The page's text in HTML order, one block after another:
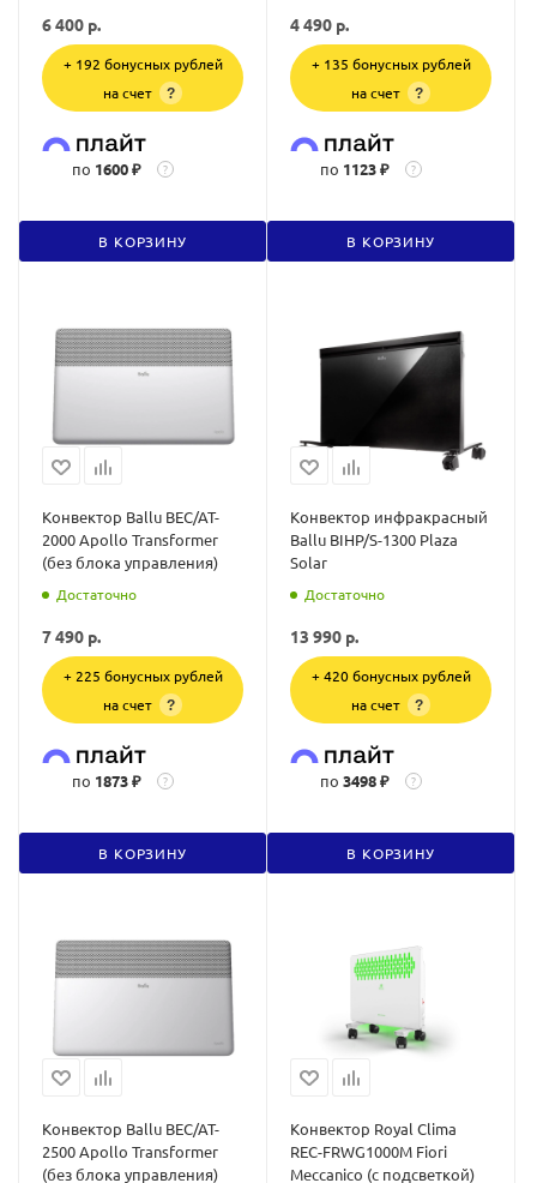
6 400 р.
+ 192 бонусных рублей
на счет
?
по 1600 ₽ ?
В КОРЗИНУ
4 490 р.
+ 135 бонусных рублей
на счет
?
по 1123 ₽ ?
В КОРЗИНУ
Конвектор Ballu BEC/AT-
2000 Apollo Transformer
(без блока управления)
Достаточно
7 490 р.
+ 225 бонусных рублей
на счет
?
по 1873 ₽ ?
В КОРЗИНУ
Конвектор инфракрасный
Ballu BIHP/S-1300 Plaza
Solar
Достаточно
13 990 р.
+ 420 бонусных рублей
на счет
?
по 3498 ₽ ?
В КОРЗИНУ
Конвектор Ballu BEC/AT-
2500 Apollo Transformer
(без блока управления)
Конвектор Royal Clima
REC-FRWG1000M Fiori
Meccanico (с подсветкой)